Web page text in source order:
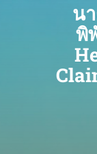
น
พิ